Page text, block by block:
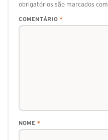
obrigatórios são marcados com
COMENTÁRIO *
NOME *